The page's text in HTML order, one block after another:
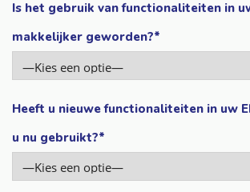
Is het gebruik van functionaliteiten in
makkelijker geworden?*
Heeft u nieuwe functionaliteiten in uw
u nu gebruikt?*